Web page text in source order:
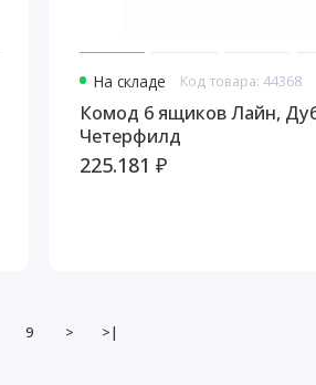
На складе Код товара: 44368
Комод 6 ящиков Лайн,
Четерфилд
225.181 ₽
9 > >|